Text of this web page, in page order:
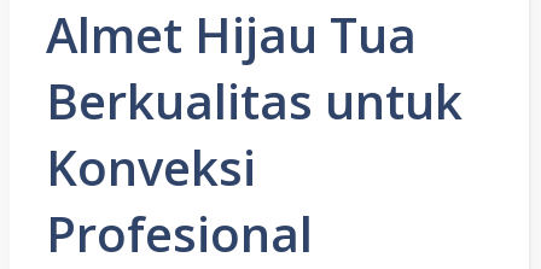
Almet Hijau Tua
Berkualitas untuk
Konveksi
Profesional